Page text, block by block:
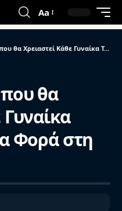
Aa
Κάθε Γυναίκα Τουλάχιστον μια Φορά στη Ζωή της
θα
Φορά στη